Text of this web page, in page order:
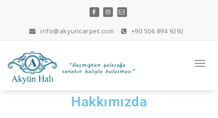
info@akyuncarpet.com +90 506 894 9292
Hakkımızda